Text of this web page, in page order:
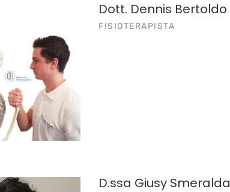
Dott. Dennis Bertoldo
FISIOTERAPISTA
D.ssa Giusy Smeralda